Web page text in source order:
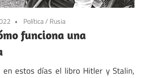
Política/ Rusia
funciona una
en estos días el libro Hitler y Stalin,